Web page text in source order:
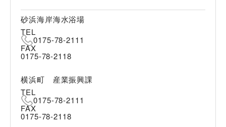
砂浜海岸海水浴場
TEL
0175-78-2111
FAX
0175-78-2118
横浜町 産業振興課
TEL
0175-78-2111
FAX
0175-78-2118